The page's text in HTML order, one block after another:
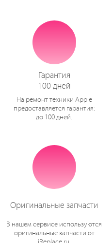
Гарантия
100 дней
На ремонт техники Apple
предоставляется гарантия:
до 100 дней.
Оригинальные запчасти
В нашем сервисе используются
оригинальные запчасти от